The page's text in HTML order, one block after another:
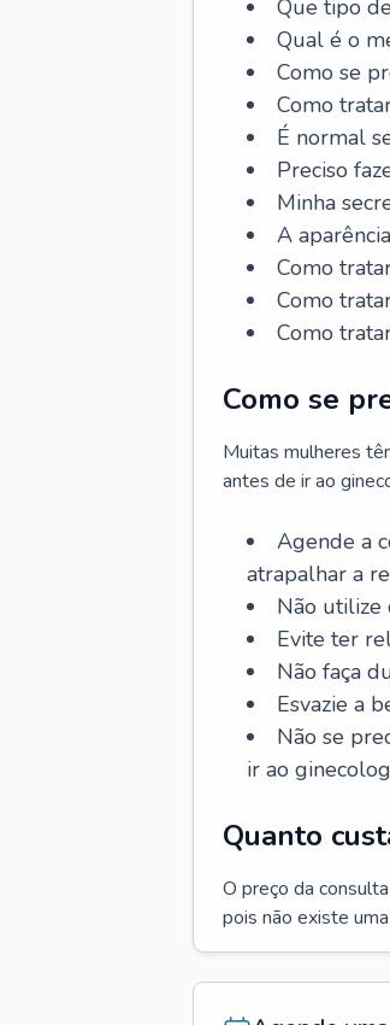
Que tipo
Qual é o
Como se
Como
É normal
Preciso
Minha
A
Como
Como
Como
Como se
Muitas mulheres
antes de ir ao
Agende a
atrapalhar a
Não utilize
Evite ter
Não faça
Esvazie a
Não se
ir ao
Quanto
O preço da
pois não existe